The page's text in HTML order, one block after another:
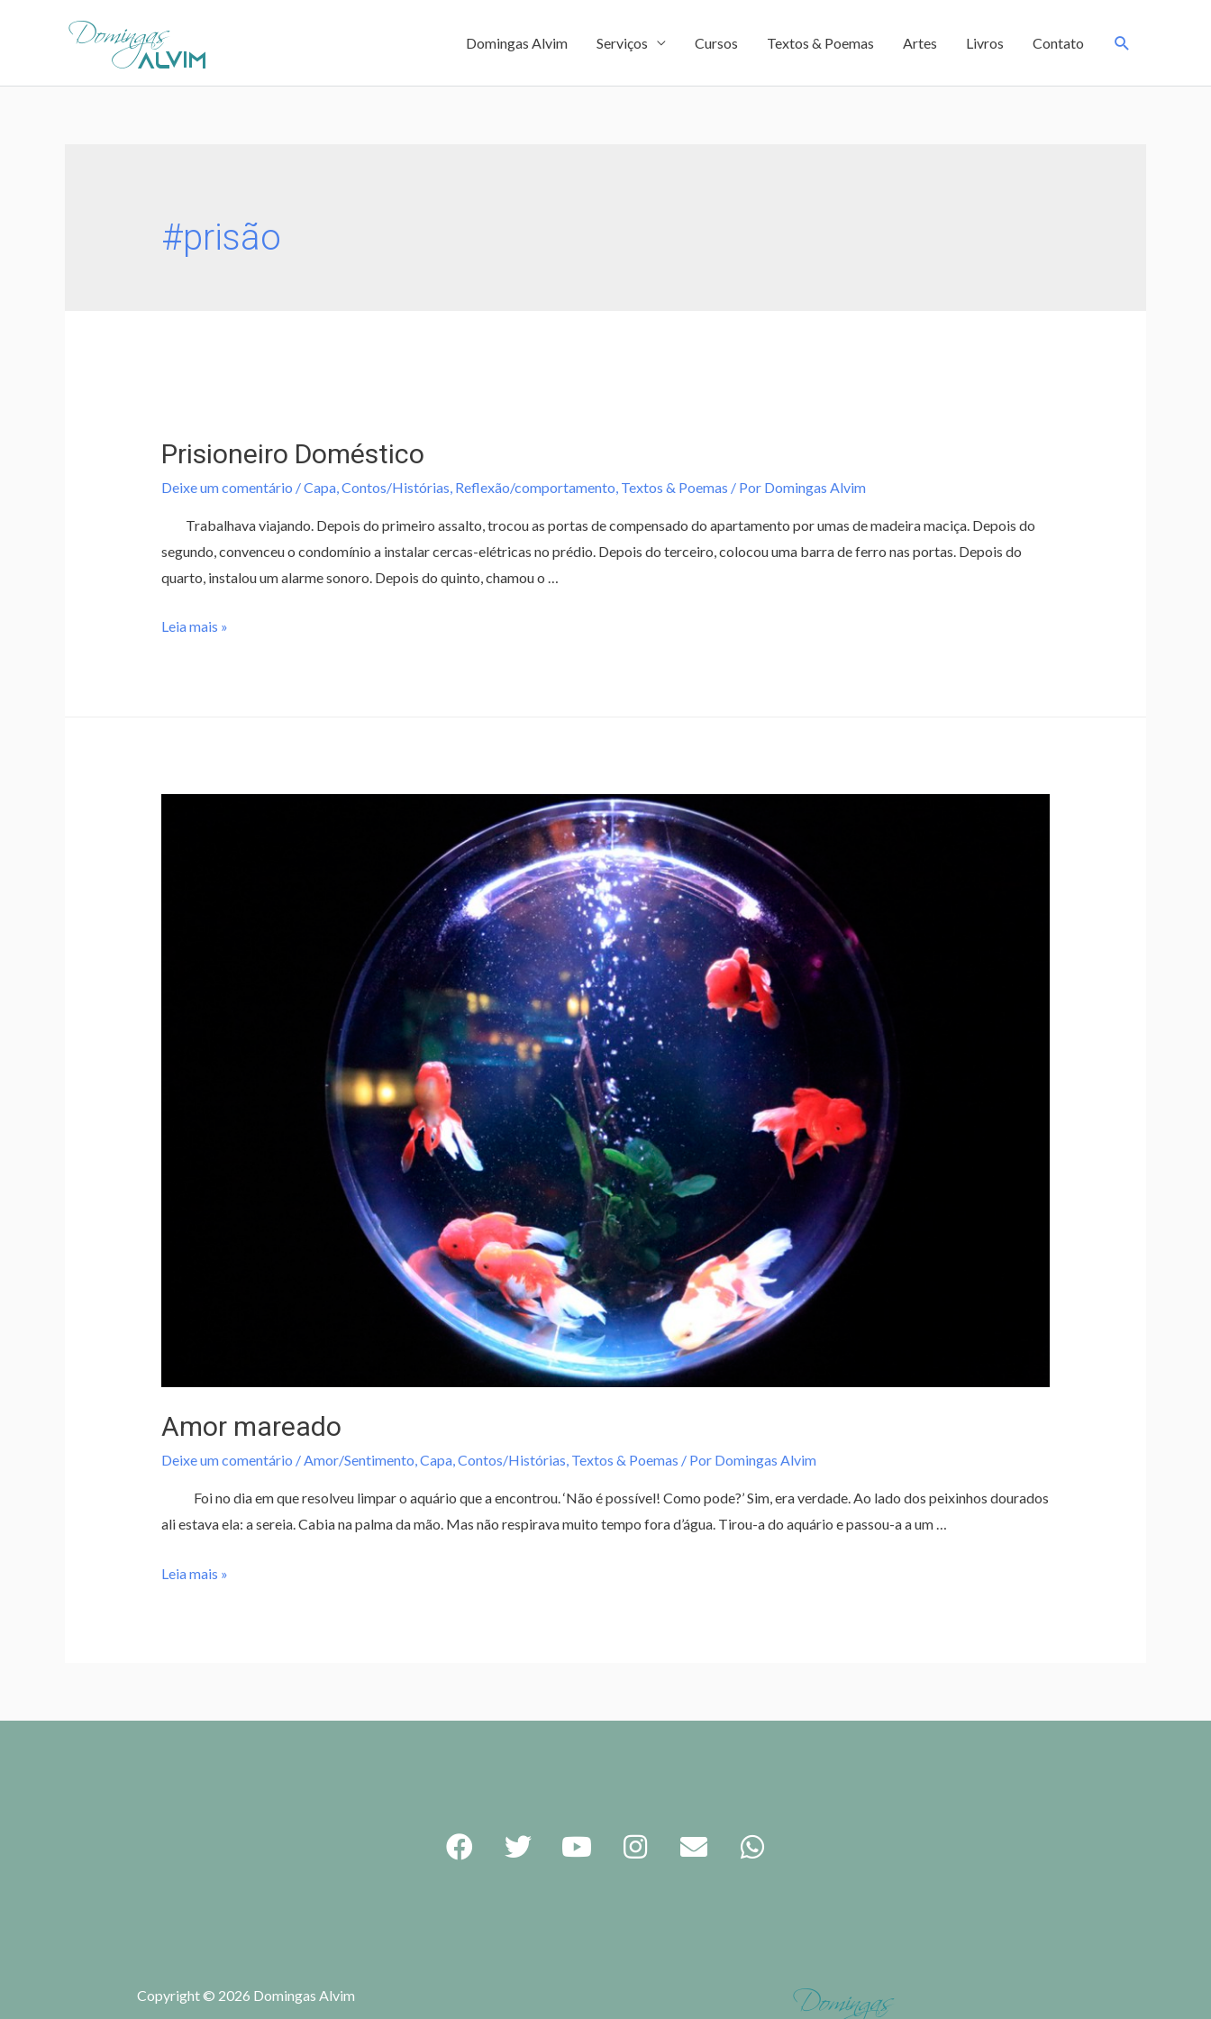
Domingas Alvim Serviços Cursos Textos & Poemas Artes Livros Contato
#prisão
Prisioneiro Doméstico
Deixe um comentário /Capa, Contos/Histórias Reflexão/comportamento Textos & Poemas / Por Domingas Alvim
Trabalhava viajando. Depois do primeiro assalto, trocou as portas de compensado do apartamento por umas de madeira maciça. Depois do
segundo, convenceu o condomínio a instalar cercas-elétricas no prédio. Depois do terceiro, colocou uma barra de ferro nas portas. Depois do
quarto, instalou um alarme sonoro. Depois do quinto, chamou o …
Leia mais »
Amor mareado
Deixe um comentário /Amor/Sentimento,Capa,Contos/Histórias, Textos & Poemas / Por Domingas Alvim
Foi no dia em que resolveu limpar o aquário que a encontrou. ‘Não é possível! Como pode?’ Sim, era verdade. Ao lado dos peixinhos dourados
ali estava ela: a sereia. Cabia na palma da mão. Mas não respirava muito tempo fora d’água. Tirou-a do aquário e passou-a a um …
Leia mais »
Copyright © 2026 Domingas Alvim